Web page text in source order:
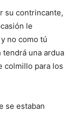
su contrincante,
le
no como tú
tendrá una ardua
colmillo para los
se estaban